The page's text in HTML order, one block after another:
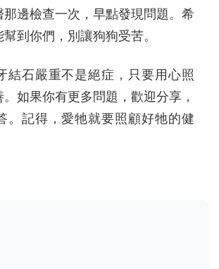
那邊檢查一次，早點發現問題。希
到你們，別讓狗狗受苦。
結石嚴重不是絕症，只要用心照
如果你有更多問題，歡迎分享，
。記得，愛牠就要照顧好牠的健